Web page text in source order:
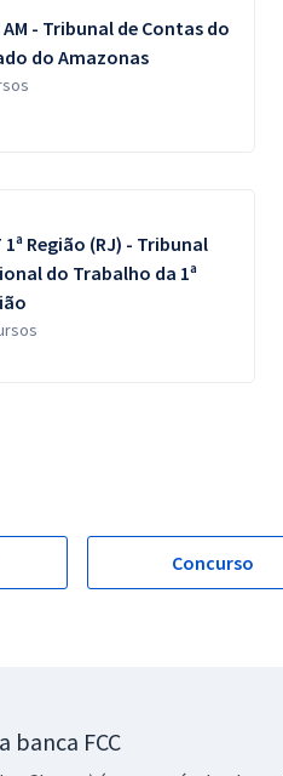
AM - Tribunal de Contas do
do Amazonas
1ª Região (RJ) - Tribunal
do Trabalho da 1ª
Concurso
banca FCC